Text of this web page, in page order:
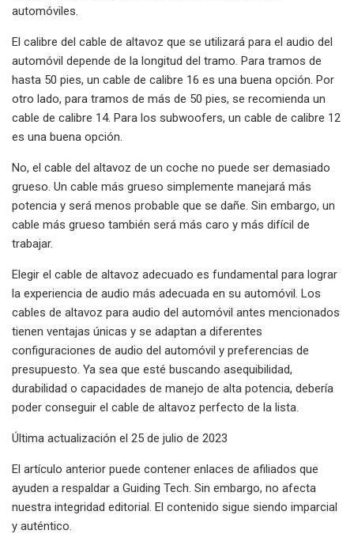
automóviles.
El calibre del cable de altavoz que se utilizará para el audio del
automóvil depende de la longitud del tramo. Para tramos de
hasta 50 pies, un cable de calibre 16 es una buena opción. Por
otro lado, para tramos de más de 50 pies, se recomienda un
cable de calibre 14. Para los subwoofers, un cable de calibre 12
es una buena opción.
No, el cable del altavoz de un coche no puede ser demasiado
grueso. Un cable más grueso simplemente manejará más
potencia y será menos probable que se dañe. Sin embargo, un
cable más grueso también será más caro y más difícil de
trabajar.
Elegir el cable de altavoz adecuado es fundamental para lograr
la experiencia de audio más adecuada en su automóvil. Los
cables de altavoz para audio del automóvil antes mencionados
tienen ventajas únicas y se adaptan a diferentes
configuraciones de audio del automóvil y preferencias de
presupuesto. Ya sea que esté buscando asequibilidad,
durabilidad o capacidades de manejo de alta potencia, debería
poder conseguir el cable de altavoz perfecto de la lista.
Última actualización el 25 de julio de 2023
El artículo anterior puede contener enlaces de afiliados que
ayuden a respaldar a Guiding Tech. Sin embargo, no afecta
nuestra integridad editorial. El contenido sigue siendo imparcial
y auténtico.